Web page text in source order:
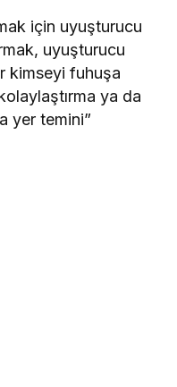
için uyuşturucu
uyuşturucu
kimseyi fuhuşa
ya da
yer temini”